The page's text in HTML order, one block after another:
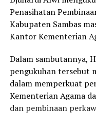
Penasihatan
Kabupaten Sambas
Kantor Kementerian
Dalam sambutannya,
pengukuhan tersebut
dalam memperkuat
Kementerian Agama
dan pembinaan